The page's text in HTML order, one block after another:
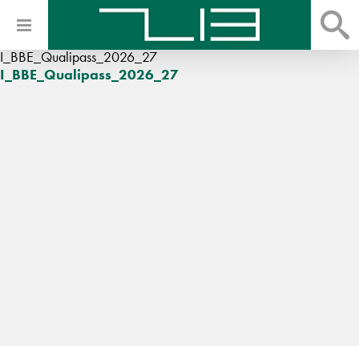
I_BBE_Qualipass_2026_27
I_BBE_Qualipass_2026_27